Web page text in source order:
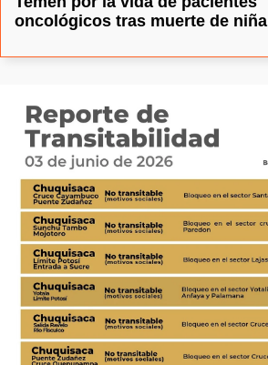
oncológicos tras muerte de niña